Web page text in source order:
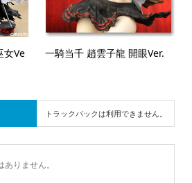
女Ve
一騎当千 趙雲子龍 開眼Ver.
トラックバックは利用できません。
りません。